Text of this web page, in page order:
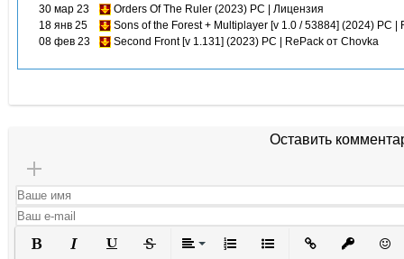
30 мар 23
Orders Of The Ruler (2023) PC | Лицензия
18 янв 25
Sons of the Forest + Multiplayer [v 1.0 / 53884] (2024) PC |
08 фев 23
Second Front [v 1.131] (2023) PC | RePack от Chovka
Оставить